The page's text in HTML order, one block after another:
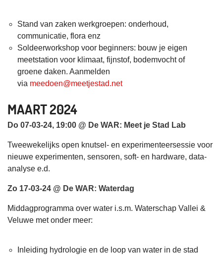
Stand van zaken werkgroepen: onderhoud,
communicatie, flora enz
Soldeerworkshop voor beginners: bouw je eigen
meetstation voor klimaat, fijnstof, bodemvocht of
groene daken. Aanmelden
via meedoen@meetjestad.net
MAART 2024
Do 07-03-24, 19:00 @ De WAR: Meet je Stad Lab
Tweewekelijks open knutsel- en experimenteersessie voor
nieuwe experimenten, sensoren, soft- en hardware, data-
analyse e.d.
Zo 17-03-24 @ De WAR: Waterdag
Middagprogramma over water i.s.m. Waterschap Vallei &
Veluwe met onder meer:
Inleiding hydrologie en de loop van water in de stad